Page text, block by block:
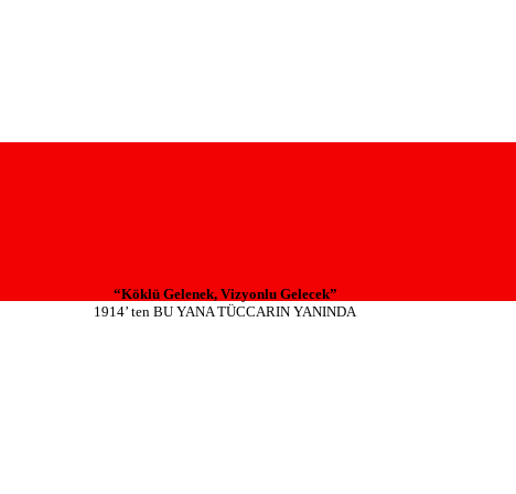
“Köklü Gelenek, Vizyonlu Gelecek”
1914’ ten BU YANA TÜCCARIN YANINDA